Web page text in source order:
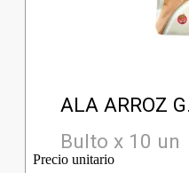
ALA ARROZ
Bulto x 10 un
Precio unitario